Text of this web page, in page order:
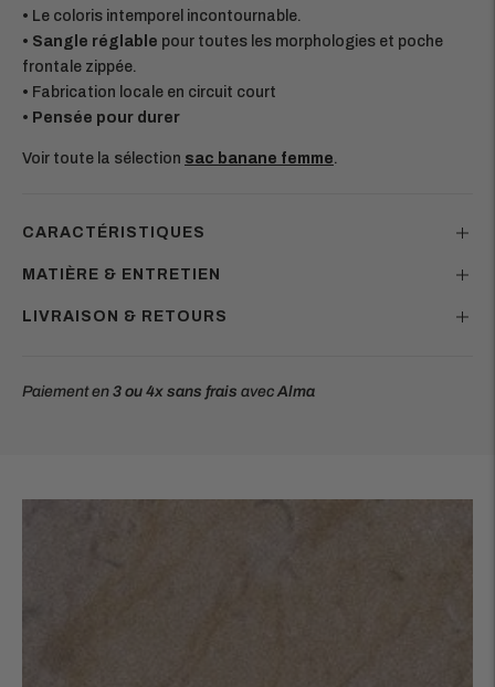
• Le coloris intemporel incontournable.
• Sangle réglable pour toutes les morphologies et poche
frontale zippée.
• Fabrication locale en circuit court
• Pensée pour durer
Voir toute la sélection sac banane femme.
CARACTÉRISTIQUES
MATIÈRE & ENTRETIEN
LIVRAISON & RETOURS
Paiement en 3 ou 4x sans frais avec Alma
à